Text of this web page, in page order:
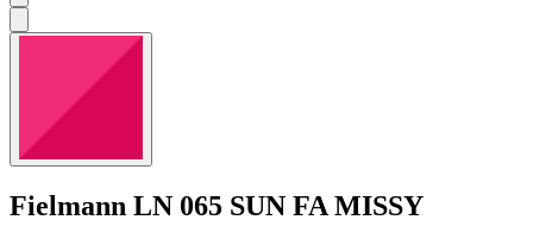
Fielmann LN 065 SUN FA MISSY